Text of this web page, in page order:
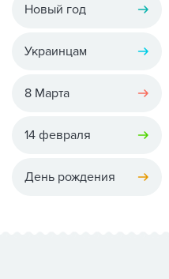
Новый год
Украинцам
8 Марта
14 февраля
День рождения